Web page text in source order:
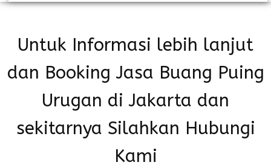
Untuk Informasi lebih lanjut
dan Booking Jasa Buang Puing
Urugan di Jakarta dan
sekitarnya Silahkan Hubungi
Kami